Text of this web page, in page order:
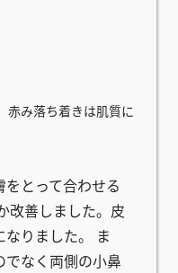
み落ち着きは肌質に
とって合わせる
改善しました。皮
りました。 ま
なく両側の小鼻